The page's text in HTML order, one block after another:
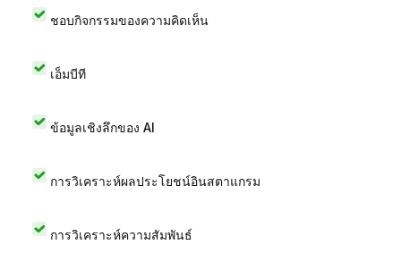
ชอบกิจกรรมของความคิดเห็น
เอ็มบีที
ข้อมูลเชิงลึกของ AI
การวิเคราะห์ผลประโยชน์อินสตาแกรม
การวิเคราะห์ความสัมพันธ์